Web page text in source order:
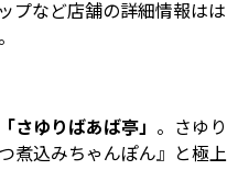
プなど店舗の詳細情報はは
「さゆりばあば亭」 。さゆり
煮込みちゃんぽん』と極上